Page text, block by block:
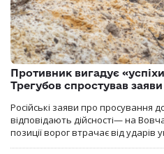
Противник вигадує
Трегубов спростував
Російські заяви про просування
відповідають дійсності— на
позиції ворог втрачає від ударів